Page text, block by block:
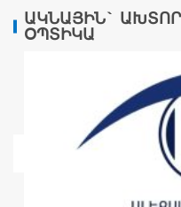
ԱԿՆԱՅԻՆ`
ՕՊՏԻԿԱ